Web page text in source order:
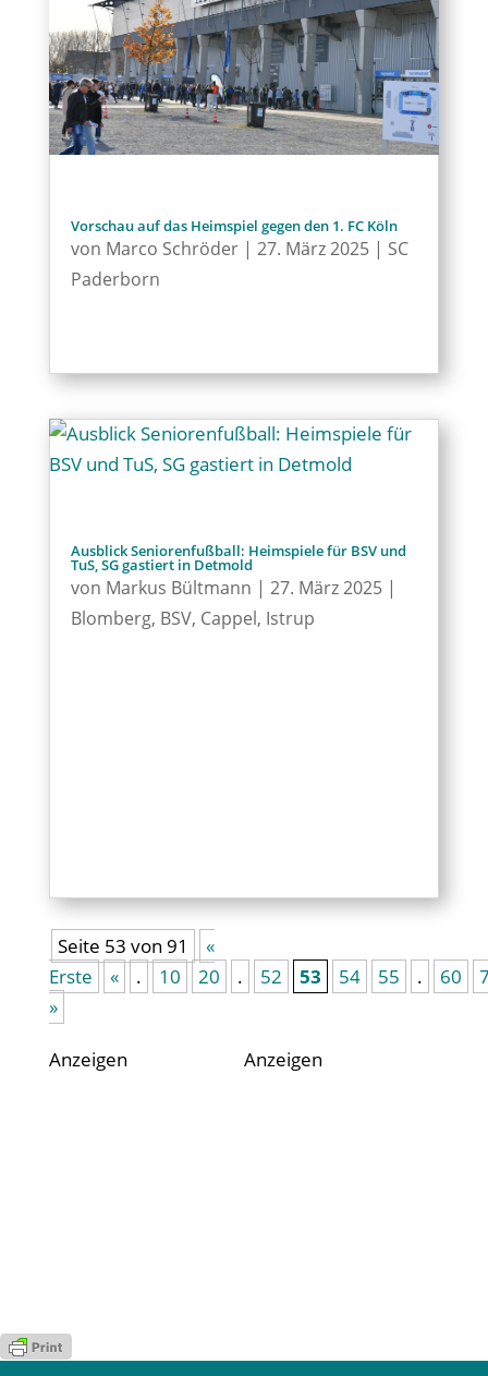
Vorschau auf das Heimspiel gegen den 1. FC Köln
von Marco Schröder| 27. März 2025| SC
Paderborn
Ausblick Seniorenfußball: Heimspiele für BSV und
TuS, SG gastiert in Detmold
von Markus Bültmann | 27. März 2025|
Blomberg, BSV, Cappel, Istrup
Seite 53 von 91
«
Erste
« . 10 20 . 52 53 54 55 . 60
»
Anzeigen Anzeigen